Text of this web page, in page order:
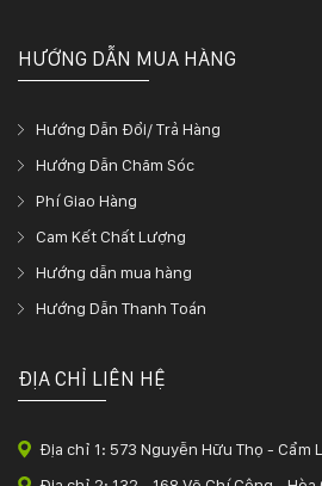
HƯỚNG DẪN MUA HÀNG
Hướng Dẫn Đổi/ Trả Hàng
Hướng Dẫn Chăm Sóc
Phí Giao Hàng
Cam Kết Chất Lượng
Hướng dẫn mua hàng
Hướng Dẫn Thanh Toán
ĐỊA CHỈ LIÊN HỆ
Địa chỉ 1: 573 Nguyễn Hữu Thọ - Cẩm